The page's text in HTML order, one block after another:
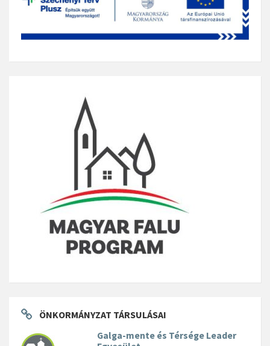
ÖNKORMÁNYZAT TÁRSULÁSAI
Galga-mente és Térsége Leader